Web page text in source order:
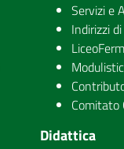
Servizi e
Indirizzi
Comitato
Didattica